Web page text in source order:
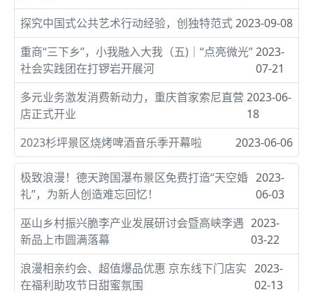
探究中国式公共艺术行动经验，创独特范式2023-09-08
重商“三下乡”，小我融入大我（五)｜“点亮微光”
社会实践团在打锣岩开展河
2023-
07-21
多元业务激发消费新动力，重庆首家索尼直营
店正式开业
2023-06-
18
2023杉坪景区烧烤啤酒音乐季开幕啦
2023-06-06
极致浪漫！德天跨国瀑布景区免费打造“天空婚
礼”，为新人创造难忘回忆！
2023-
06-03
巫山乡村振兴脆李产业发展研讨会暨高峡李遇
新品上市圆满落幕
2023-
03-22
浪漫相亲约会、超值爆品优惠 京东线下门店实
在福利助攻节日甜蜜氛围
2023-
02-13